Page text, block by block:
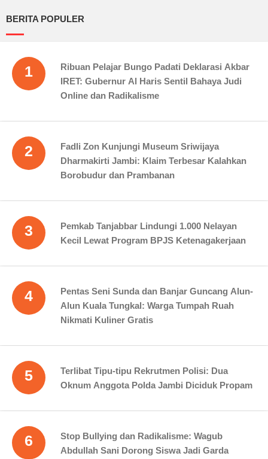
BERITA POPULER
1
Ribuan Pelajar Bungo Padati Deklarasi Akbar
IRET: Gubernur Al Haris Sentil Bahaya Judi
Online dan Radikalisme
2
Fadli Zon Kunjungi Museum Sriwijaya
Dharmakirti Jambi: Klaim Terbesar Kalahkan
Borobudur dan Prambanan
3
Pemkab Tanjabbar Lindungi 1.000 Nelayan
Kecil Lewat Program BPJS Ketenagakerjaan
4
Pentas Seni Sunda dan Banjar Guncang Alun-
Alun Kuala Tungkal: Warga Tumpah Ruah
Nikmati Kuliner Gratis
5
Terlibat Tipu-tipu Rekrutmen Polisi: Dua
Oknum Anggota Polda Jambi Diciduk Propam
6
Stop Bullying dan Radikalisme: Wagub
Abdullah Sani Dorong Siswa Jadi Garda